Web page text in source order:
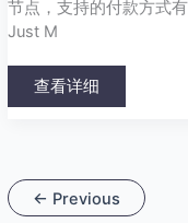
节点，支持的付款方式
Just M
查看详细
← Previous